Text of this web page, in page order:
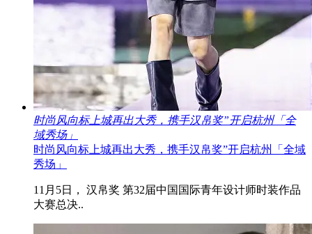
时尚风向标上城再出大秀，携手汉帛奖”开启杭州「全
域秀场」
时尚风向标上城再出大秀，携手汉帛奖”开启杭州「全域
秀场」
11月5日， 汉帛奖 第32届中国国际青年设计师时装作品
大赛总决..